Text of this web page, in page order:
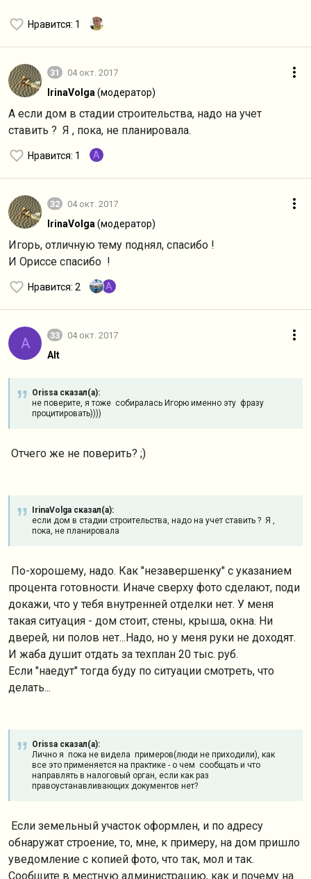
Нравится: 1
31 04 окт. 2017
IrinaVolga (модератор)
А если дом в стадии строительства, надо на учет
ставить ? Я , пока, не планировала.
Нравится: 1 A
32 04 окт. 2017
IrinaVolga (модератор)
Игорь, отличную тему поднял, спасибо !
И Ориссе спасибо !
Нравится: 2 A
A 33 04 окт. 2017
Alt
Orissa сказал(а):
не поверите, я тоже собиралась Игорю именно эту фразу
процитировать))))
Отчего же не поверить? ;)
IrinaVolga сказал(а):
если дом в стадии строительства, надо на учет ставить ? Я ,
пока, не планировала
По-хорошему, надо. Как "незавершенку" с указанием
процента готовности. Иначе сверху фото сделают, поди
докажи, что у тебя внутренней отделки нет. У меня
такая ситуация - дом стоит, стены, крыша, окна. Ни
дверей, ни полов нет...Надо, но у меня руки не доходят.
И жаба душит отдать за техплан 20 тыс. руб.
Если "наедут" тогда буду по ситуации смотреть, что
делать...
Orissa сказал(а):
Лично я пока не видела примеров(люди не приходили), как
все это применяется на практике - о чем сообщать и что
направлять в налоговый орган, если как раз
правоустанавливающих документов нет?
Если земельный участок оформлен, и по адресу
обнаружат строение, то, мне, к примеру, на дом пришло
уведомление с копией фото, что так, мол и так.
Сообщите в местную администрацию, как и почему на